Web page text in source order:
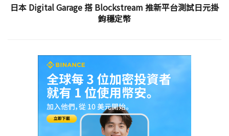
日本 Digital Garage 搭 Blockstream 推新平台測試日元掛
鉤穩定幣